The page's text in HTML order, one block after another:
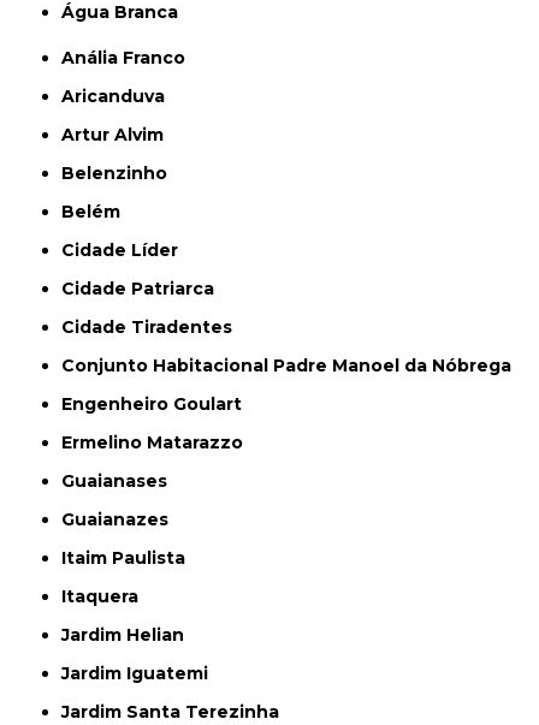
Água Branca
Anália Franco
Aricanduva
Artur Alvim
Belenzinho
Belém
Cidade Líder
Cidade Patriarca
Cidade Tiradentes
Conjunto Habitacional Padre Manoel da Nóbrega
Engenheiro Goulart
Ermelino Matarazzo
Guaianases
Guaianazes
Itaim Paulista
Itaquera
Jardim Helian
Jardim Iguatemi
Jardim Santa Terezinha